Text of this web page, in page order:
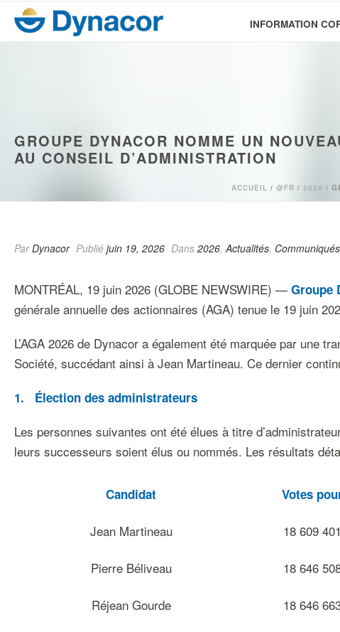
INFORMATION
GROUPE DYNACOR NOMME UN
AU CONSEIL D’ADMINISTRATION
ACCUEIL / @FR / 2026 /
ParDynacor Publié juin 19, 2026 Dans 2026,Actualités,
MONTRÉAL, 19 juin 2026 (GLOBE NEWSWIRE) — Groupe
générale annuelle des actionnaires (AGA) tenue le 19 juin
L’AGA 2026 de Dynacor a également été marquée par une
Société, succédant ainsi à Jean Martineau. Ce dernier
1. Élection des administrateurs
Les personnes suivantes ont été élues à titre
leurs successeurs soient élus ou nommés. Les résultats
Candidat Votes
Jean Martineau 18 609 401
Pierre Béliveau 18 646
Réjean Gourde 18 646